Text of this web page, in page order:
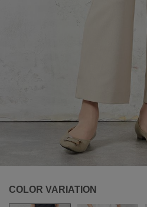
COLOR VARIATION